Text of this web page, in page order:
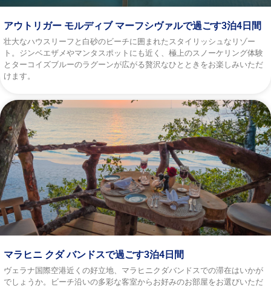
アウトリガー モルディブ マーフシヴァルで過ごす3泊4日間
壮大なハウスリーフと白砂のビーチに囲まれたスタイリッシュなリゾー
ト。ジンベエザメやマンタスポットにも近く、極上のスノーケリング体験
とターコイズブルーのラグーンが広がる贅沢なひとときをお楽しみいただ
けます。
マラヒニ クダ バンドスで過ごす3泊4日間
ヴェラナ国際空港近くの好立地、マラヒニクダバンドスでの滞在はいかが
でしょうか。ビーチ沿いの多彩な客室からお好みのお部屋をお選びいただ